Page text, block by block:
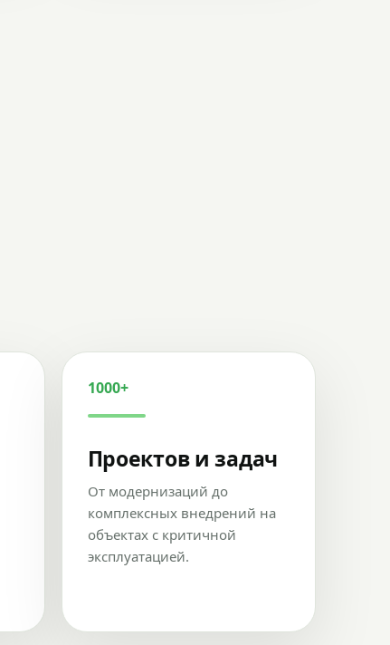
1000+
Проектов и задач
От модернизаций до
комплексных внедрений на
объектах с критичной
эксплуатацией.